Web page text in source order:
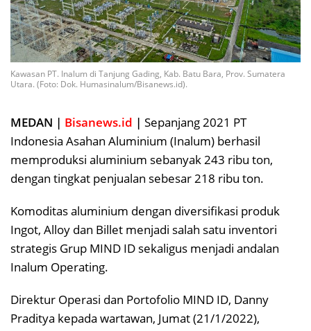
Kawasan PT. Inalum di Tanjung Gading, Kab. Batu Bara, Prov. Sumatera
Utara. (Foto: Dok. Humasinalum/Bisanews.id).
MEDAN | Bisanews.id | Sepanjang 2021 PT
Indonesia Asahan Aluminium (Inalum) berhasil
memproduksi aluminium sebanyak 243 ribu ton,
dengan tingkat penjualan sebesar 218 ribu ton.
Komoditas aluminium dengan diversifikasi produk
Ingot, Alloy dan Billet menjadi salah satu inventori
strategis Grup MIND ID sekaligus menjadi andalan
Inalum Operating.
Direktur Operasi dan Portofolio MIND ID, Danny
Praditya kepada wartawan, Jumat (21/1/2022),